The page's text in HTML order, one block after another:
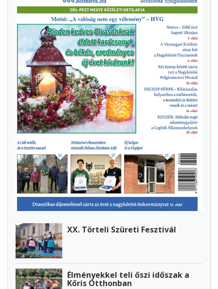
XX. Törteli Szüreti Fesztivál
Élményekkel teli őszi időszak a
Kőris Otthonban